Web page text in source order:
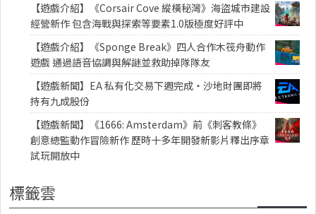
【遊戲介紹】《Corsair Cove 縱橫秘灣》海盜城市建設
經營新作 包含海戰與探索等要素1.0版極度好評中
【遊戲介紹】《Sponge Break》四人合作木筏舟動作
遊戲 通過語音協調與解謎並救助掉隊隊友
【遊戲新聞】EA 私有化交易下週完成・沙地財團即將
持有九成股份
【遊戲新聞】《1666: Amsterdam》前《刺客教條》
創意總監動作冒險新作 歷時十多年開發新影片釋出序章
試玩開放中
標籤雲